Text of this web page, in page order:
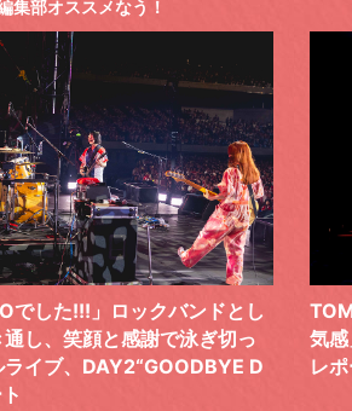
集部オススメなう！
でした!!!」ロックバンドとし
し、笑顔と感謝で泳ぎ切っ
イブ、DAY2“GOODBYE D
気
レ